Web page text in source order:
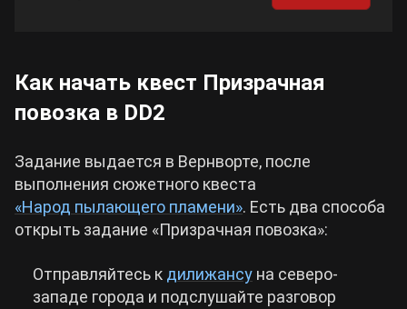
Как начать квест Призрачная
повозка в DD2
Задание выдается в Вернворте, после
выполнения сюжетного квеста
«Народ пылающего пламени». Есть два способа
открыть задание «Призрачная повозка»:
Отправляйтесь к дилижансу на северо-
западе города и подслушайте разговор